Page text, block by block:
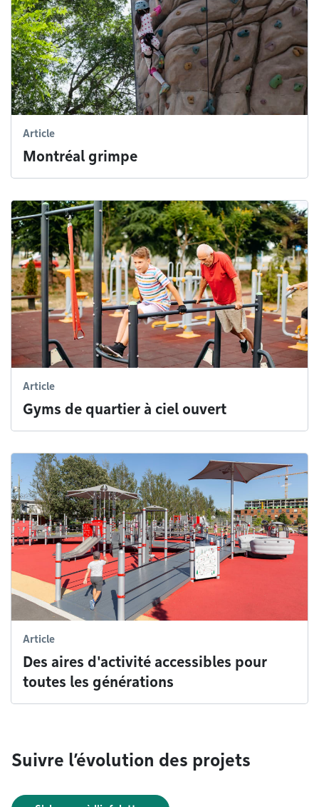
Article
Montréal grimpe
Article
Gyms de quartier à ciel ouvert
Article
Des aires d'activité accessibles pour
toutes les générations
Suivre l’évolution des projets